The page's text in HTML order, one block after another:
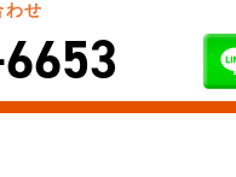
わせ